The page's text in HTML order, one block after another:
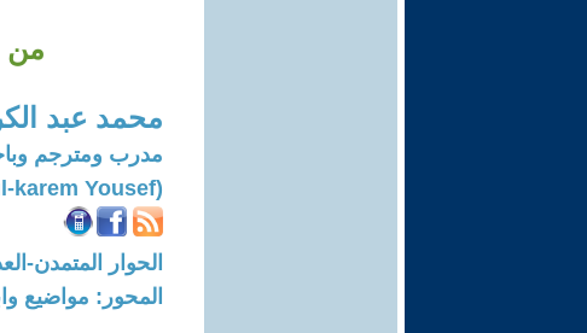
من
محمد عبد
مدرب ومترجم
(Mohammad Abdul-karem Yousef)
الحوار المتمدن-العدد: 7298 - 2022 / 7 /
المحور: مواضيع